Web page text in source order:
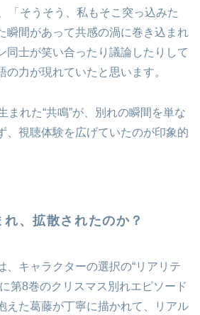
「そうそう、私もそこ突っ込みた
瞬間があって共感の渦に巻き込まれ
同士が笑い合ったり議論したりして
の力が現れていたと思います。
まれた“共鳴”が、別れの瞬間を単な
、視聴体験を広げていたのが印象的
、拡散されたのか？
、キャラクターの選択の“リアリテ
第8巻のクリスマス別れエピソード
えた葛藤が丁寧に描かれて、リアル